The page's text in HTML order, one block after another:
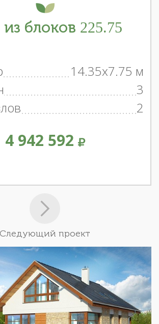
блоков 225.75
14.35x7.75 м
3
2
4 942 592
Следующий проект